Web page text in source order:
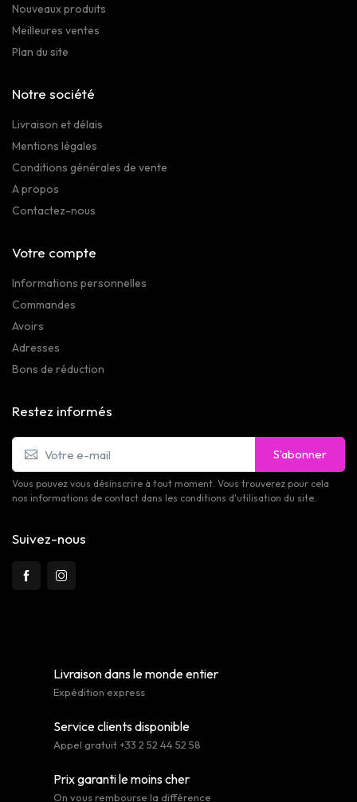
Nouveaux produits
Meilleures ventes
Plan du site
Notre société
Livraison et délais
Mentions légales
Conditions générales de vente
A propos
Contactez-nous
Votre compte
Informations personnelles
Commandes
Avoirs
Adresses
Bons de réduction
Restez informés
S’abonner
Vous pouvez vous désinscrire à tout moment. Vous trouverez pour cela
nos informations de contact dans les conditions d'utilisation du site.
Suivez-nous
Livraison dans le monde entier
Expédition express
Service clients disponible
Appel gratuit +33 2 52 44 52 58
Prix garanti le moins cher
On vous rembourse la différence